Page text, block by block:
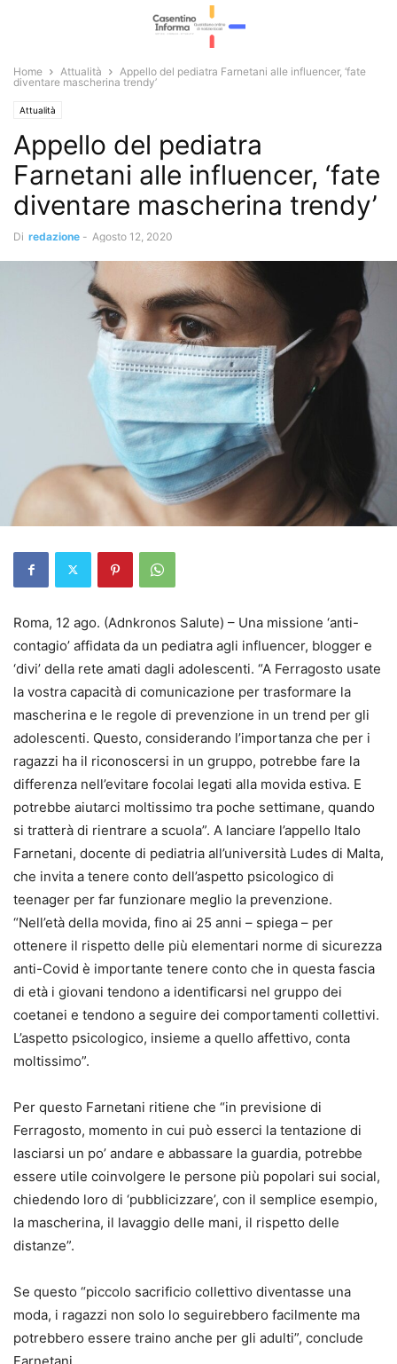
Home Attualità
Appello del pediatra Farnetani alle influencer, ‘fate
diventare mascherina trendy’
Attualità
Appello del pediatra
Farnetani alle influencer, ‘fate
diventare mascherina trendy’
Di redazione - Agosto 12, 2020
Roma, 12 ago. (Adnkronos Salute) – Una missione ‘anti-
contagio’ affidata da un pediatra agli influencer, blogger e
‘divi’ della rete amati dagli adolescenti. “A Ferragosto usate
la vostra capacità di comunicazione per trasformare la
mascherina e le regole di prevenzione in un trend per gli
adolescenti. Questo, considerando l’importanza che per i
ragazzi ha il riconoscersi in un gruppo, potrebbe fare la
differenza nell’evitare focolai legati alla movida estiva. E
potrebbe aiutarci moltissimo tra poche settimane, quando
si tratterà di rientrare a scuola”. A lanciare l’appello Italo
Farnetani, docente di pediatria all’università Ludes di Malta,
che invita a tenere conto dell’aspetto psicologico di
teenager per far funzionare meglio la prevenzione.
“Nell’età della movida, fino ai 25 anni – spiega – per
ottenere il rispetto delle più elementari norme di sicurezza
anti-Covid è importante tenere conto che in questa fascia
di età i giovani tendono a identificarsi nel gruppo dei
coetanei e tendono a seguire dei comportamenti collettivi.
L’aspetto psicologico, insieme a quello affettivo, conta
moltissimo”.
Per questo Farnetani ritiene che “in previsione di
Ferragosto, momento in cui può esserci la tentazione di
lasciarsi un po’ andare e abbassare la guardia, potrebbe
essere utile coinvolgere le persone più popolari sui social,
chiedendo loro di ‘pubblicizzare’, con il semplice esempio,
la mascherina, il lavaggio delle mani, il rispetto delle
distanze”.
Se questo “piccolo sacrificio collettivo diventasse una
moda, i ragazzi non solo lo seguirebbero facilmente ma
potrebbero essere traino anche per gli adulti”, conclude
Farnetani.